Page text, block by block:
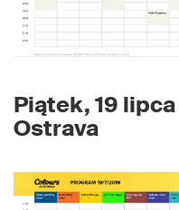
Piątek, 19
Ostrava